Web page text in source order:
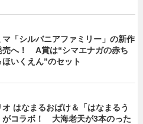
マ「シルバニアファミリー」の新作
売へ！ A賞は“シマエナガの赤ち
ほいくえん”のセット
オ はなまるおばけ＆「はなまるう
がコラボ！ 大海老天が3本のった